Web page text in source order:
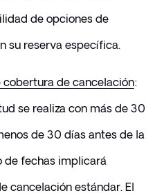
de opciones de
su reserva específica.
cobertura de cancelación:
se realiza con más de 30
de 30 días antes de la
de fechas implicará
cancelación estándar. El